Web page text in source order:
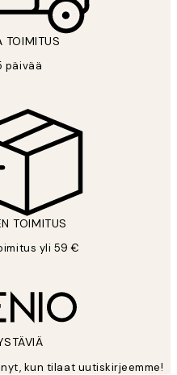
TOIMITUS
päivää
TOIMITUS
yli 59 €
kun tilaat uutiskirjeemme!